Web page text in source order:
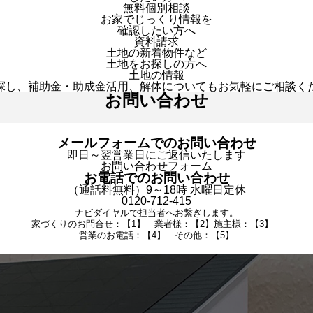
無料個別相談
お家でじっくり情報を
確認したい方へ
資料請求
土地の新着物件など
土地をお探しの方へ
土地の情報
、補助金・助成金活用、解体についてもお気軽にご相談く
お問い合わせ
メールフォームでのお問い合わせ
即日～翌営業日にご返信いたします
お問い合わせフォーム
お電話でのお問い合わせ
（通話料無料）9～18時 水曜日定休
0120-712-415
ナビダイヤルで担当者へお繋ぎします。
家づくりのお問合せ：【1】 業者様：【2】施主様：【3】
営業のお電話：【4】 その他：【5】